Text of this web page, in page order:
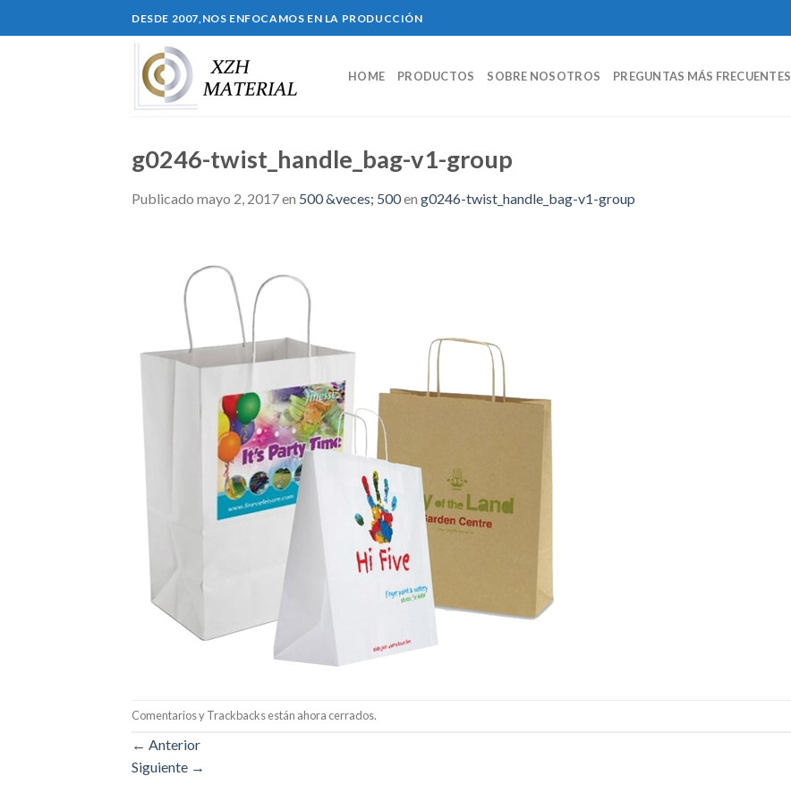
to
DESDE 2007,NOS ENFOCAMOS EN LA PRODUCCIÓN
HOME PRODUCTOS SOBRE NOSOTROS PREGUNTAS MÁS FRECUENTES
g0246-twist_handle_bag-v1-group
Publicado mayo 2, 2017en 500 &veces; 500en g0246-twist_handle_bag-v1-group
Comentarios y Trackbacks están ahora cerrados.
← Anterior
Siguiente →